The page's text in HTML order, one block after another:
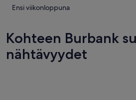
eli
7.8.
huomisillaksi
-
8.8.
Burbank
viikonlopuksi
eli
7.8.
Tarkista
hinnat
ensi
viikonlopuksi
Ensi viikonloppuna
Kohteen Burbank
nähtävyydet